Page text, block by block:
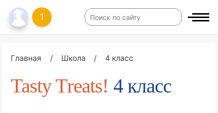
1
Главная / Школа / 4 класс
Tasty Treats! 4 класс